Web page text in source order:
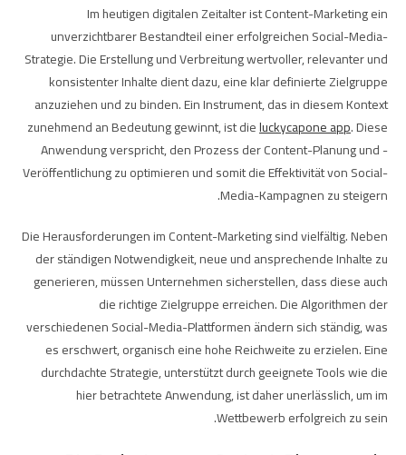
Im heutigen digitalen Zeitalter ist Content-Marketing ein
unverzichtbarer Bestandteil einer erfolgreichen Social-Media-
Strategie. Die Erstellung und Verbreitung wertvoller, relevanter und
konsistenter Inhalte dient dazu, eine klar definierte Zielgruppe
anzuziehen und zu binden. Ein Instrument, das in diesem Kontext
zunehmend an Bedeutung gewinnt, ist dieluckycapone app. Diese
Anwendung verspricht, den Prozess der Content-Planung und -
Veröffentlichung zu optimieren und somit die Effektivität von Social-
Media-Kampagnen zu steigern.
Die Herausforderungen im Content-Marketing sind vielfältig. Neben
der ständigen Notwendigkeit, neue und ansprechende Inhalte zu
generieren, müssen Unternehmen sicherstellen, dass diese auch
die richtige Zielgruppe erreichen. Die Algorithmen der
verschiedenen Social-Media-Plattformen ändern sich ständig, was
es erschwert, organisch eine hohe Reichweite zu erzielen. Eine
durchdachte Strategie, unterstützt durch geeignete Tools wie die
hier betrachtete Anwendung, ist daher unerlässlich, um im
Wettbewerb erfolgreich zu sein.